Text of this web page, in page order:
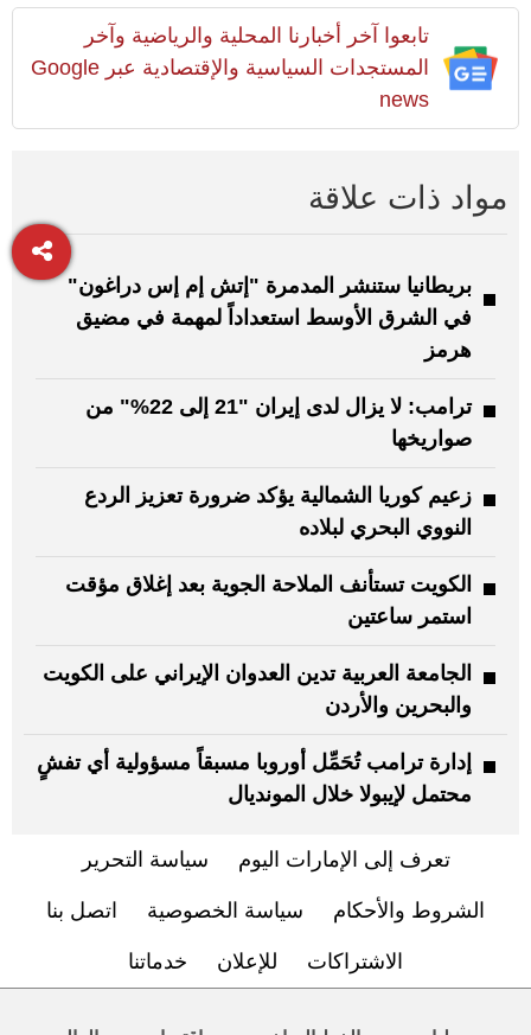
تابعوا آخر أخبارنا المحلية والرياضية وآخر
المستجدات السياسية والإقتصادية عبر Google
news
مواد ذات علاقة
بريطانيا ستنشر المدمرة "إتش إم إس دراغون"
في الشرق الأوسط استعداداً لمهمة في مضيق
هرمز
ترامب: لا يزال لدى إيران "21 إلى 22%" من
صواريخها
زعيم كوريا الشمالية يؤكد ضرورة تعزيز الردع
النووي البحري لبلاده
الكويت تستأنف الملاحة الجوية بعد إغلاق مؤقت
استمر ساعتين
الجامعة العربية تدين العدوان الإيراني على الكويت
والبحرين والأردن
إدارة ترامب تُحَمِّل أوروبا مسبقاً مسؤولية أي تفشٍ
محتمل لإيبولا خلال المونديال
تعرف إلى الإمارات اليوم سياسة التحرير
الشروط والأحكام سياسة الخصوصية اتصل بنا
الاشتراكات للإعلان خدماتنا